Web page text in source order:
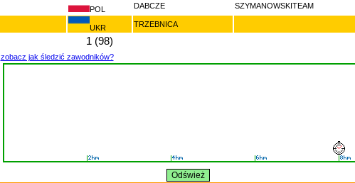
POL DABCZE SZYMANOWSKITEAM
UKR TRZEBNICA
1 (98)
zobacz jak śledzić zawodników?